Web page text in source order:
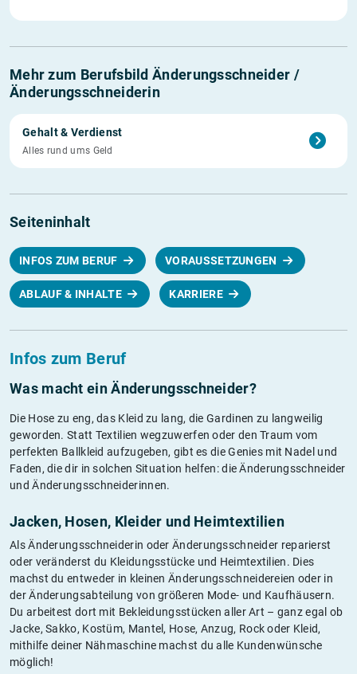
Mehr zum Berufsbild Änderungsschneider /
Änderungsschneiderin
Gehalt & Verdienst
Alles rund ums Geld
Seiteninhalt
INFOS ZUM BERUF VORAUSSETZUNGEN
ABLAUF & INHALTE KARRIERE
Infos zum Beruf
Was macht ein Änderungsschneider?
Die Hose zu eng, das Kleid zu lang, die Gardinen zu langweilig
geworden. Statt Textilien wegzuwerfen oder den Traum vom
perfekten Ballkleid aufzugeben, gibt es die Genies mit Nadel und
Faden, die dir in solchen Situation helfen: die Änderungsschneider
und Änderungsschneiderinnen.
Jacken, Hosen, Kleider und Heimtextilien
Als Änderungsschneiderin oder Änderungsschneider reparierst
oder veränderst du Kleidungsstücke und Heimtextilien. Dies
machst du entweder in kleinen Änderungsschneidereien oder in
der Änderungsabteilung von größeren Mode- und Kaufhäusern.
Du arbeitest dort mit Bekleidungsstücken aller Art – ganz egal ob
Jacke, Sakko, Kostüm, Mantel, Hose, Anzug, Rock oder Kleid,
mithilfe deiner Nähmaschine machst du alle Kundenwünsche
möglich!